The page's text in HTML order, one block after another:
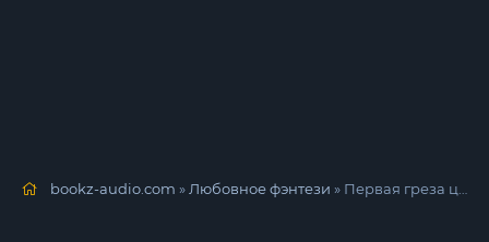
bookz-audio.com » Любовное фэнтези » Первая греза цветущего лета - Ольга Валентеева